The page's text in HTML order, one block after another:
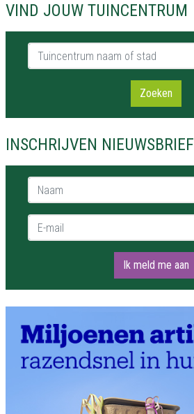
VIND JOUW TUINCENTRUM
Tuincentrum naam of stad
Zoeken
INSCHRIJVEN NIEUWSBRIEF
Naam *
E-mail *
Ik meld me aan